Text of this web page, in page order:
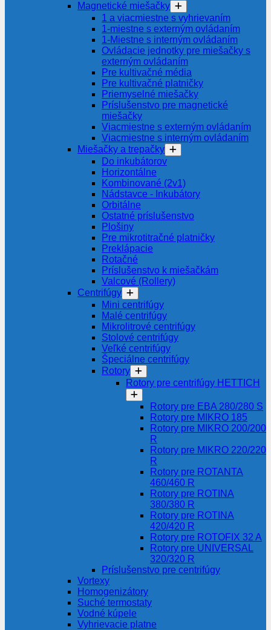
Magnetické miešačky
1 a viacmiestne s vyhrievaním
1-miestne s externým ovládaním
1-Miestne s interným ovládaním
Ovládacie jednotky pre miešačky s
externým ovládaním
Pre kultivačné média
Pre kultivačné platničky
Priemyselné miešačky
Príslušenstvo pre magnetické
miešačky
Viacmiestne s externým ovládaním
Viacmiestne s interným ovládaním
Miešačky a trepačky
Do inkubátorov
Horizontálne
Kombinované (2v1)
Nádstavce - Inkubátory
Orbitálne
Ostatné príslušenstvo
Plošiny
Pre mikrotitračné platničky
Preklápacie
Rotačné
Príslušenstvo k miešačkám
Valcové (Rollery)
Centrifúgy
Mini centrifúgy
Malé centrifúgy
Mikrolitrové centrifúgy
Stolové centrifúgy
Veľké centrifúgy
Špeciálne centrifúgy
Rotory
Rotory pre centrifúgy HETTICH
Rotory pre EBA 280/280 S
Rotory pre MIKRO 185
Rotory pre MIKRO 200/200
R
Rotory pre MIKRO 220/220
R
Rotory pre ROTANTA
460/460 R
Rotory pre ROTINA
380/380 R
Rotory pre ROTINA
420/420 R
Rotory pre ROTOFIX 32 A
Rotory pre UNIVERSAL
320/320 R
Príslušenstvo pre centrifúgy
Vortexy
Homogenizátory
Suché termostaty
Vodné kúpele
Vyhrievacie platne